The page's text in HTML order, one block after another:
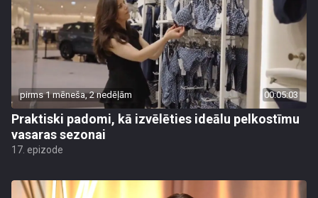
pirms 1 mēneša, 2 nedēļām 00:05:03
Praktiski padomi, kā izvēlēties ideālu pelkostīmu
vasaras sezonai
17. epizode